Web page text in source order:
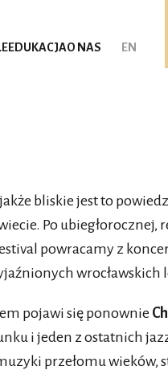
EDUKACJAO NAS EN
jakże bliskie jest to
Po
powracamy z
wrocławskich
pojawi się ponownie
i jeden z ostatnich
przełomu wieków,